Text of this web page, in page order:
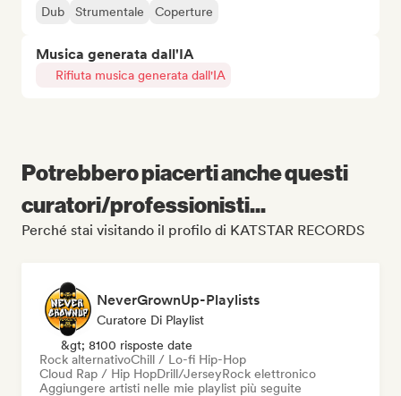
Dub Strumentale Coperture
Musica generata dall'IA
Rifiuta musica generata dall'IA
Potrebbero piacerti anche questi
curatori/professionisti...
Perché stai visitando il profilo di KATSTAR RECORDS
NeverGrownUp-Playlists
Curatore Di Playlist
&gt; 8100 risposte date
Rock alternativoChill / Lo-fi Hip-Hop
Cloud Rap / Hip HopDrill/JerseyRock elettronico
Aggiungere artisti nelle mie playlist più seguite